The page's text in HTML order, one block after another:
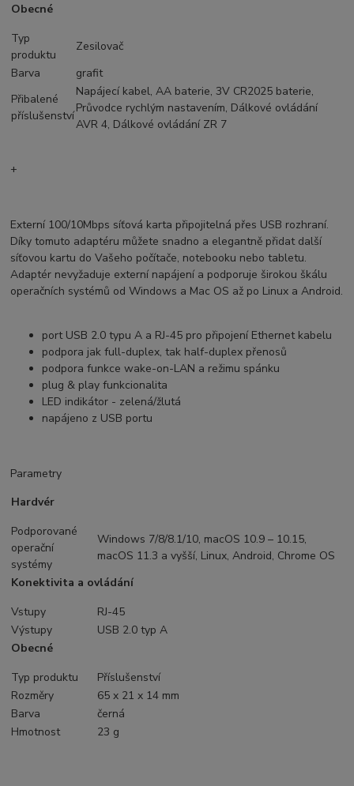
Obecné
Typ
produktu
Zesilovač
Barva
grafit
Přibalené
příslušenství
Napájecí kabel, AA baterie, 3V CR2025 baterie,
Průvodce rychlým nastavením, Dálkové ovládání
AVR 4, Dálkové ovládání ZR 7
+
Externí 100/10Mbps síťová karta připojitelná přes USB rozhraní.
Díky tomuto adaptéru můžete snadno a elegantně přidat další
síťovou kartu do Vašeho počítače, notebooku nebo tabletu.
Adaptér nevyžaduje externí napájení a podporuje širokou škálu
operačních systémů od Windows a Mac OS až po Linux a Android.
port USB 2.0 typu A a RJ-45 pro připojení Ethernet kabelu
podpora jak full-duplex, tak half-duplex přenosů
podpora funkce wake-on-LAN a režimu spánku
plug & play funkcionalita
LED indikátor - zelená/žlutá
napájeno z USB portu
Parametry
Hardvér
Podporované
operační
systémy
Windows 7/8/8.1/10, macOS 10.9 – 10.15,
macOS 11.3 a vyšší, Linux, Android, Chrome OS
Konektivita a ovládání
Vstupy
RJ-45
Výstupy
USB 2.0 typ A
Obecné
Typ produktu
Příslušenství
Rozměry
65 x 21 x 14 mm
Barva
černá
Hmotnost
23 g